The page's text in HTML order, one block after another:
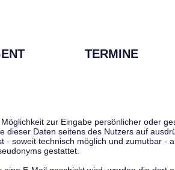
TERMINE
zur Eingabe persönlicher oder
dieser Daten seitens des Nutzers auf
- soweit technisch möglich und zumutbar -
gestattet.